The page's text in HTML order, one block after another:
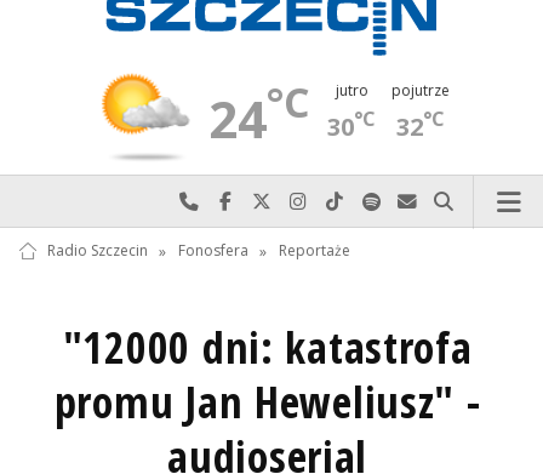
24°C jutro
30°C
pojutrze
32°C
Najlepiej po prostu do nas zadzwoń
Odwiedź nas na Facebook-u
Odwiedź nas na X
Odwiedź nas na Instagram-ie
Odwiedź nas na TikTok-u
Szukaj nas na Spotify
Wyślij do nas
Szukaj
Radio Szczecin » Fonosfera » Reportaże
"12000 dni: katastrofa
promu Jan Heweliusz" -
audioserial